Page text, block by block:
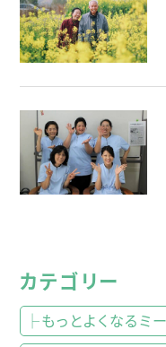
カテゴリー
├もっとよくなるミ